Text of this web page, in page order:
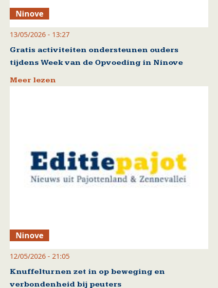
Ninove
13/05/2026 - 13:27
Gratis activiteiten ondersteunen ouders
tijdens Week van de Opvoeding in Ninove
Meer lezen
Ninove
12/05/2026 - 21:05
Knuffelturnen zet in op beweging en
verbondenheid bij peuters